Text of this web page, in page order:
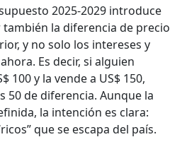
2025-2029 introduce
la diferencia de precio
y no solo los intereses y
Es decir, si alguien
100 y la vende a US$ 150,
de diferencia. Aunque la
la intención es clara:
que se escapa del país.